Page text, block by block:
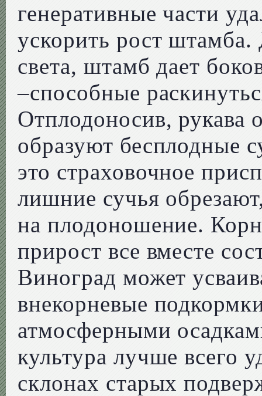
генеративные части
ускорить рост
света, штамб дает
–способные
Отплодоносив, рукава
образуют бесплодные
это страховочное
лишние сучья
на плодоношение.
прирост все вместе
Виноград может
внекорневые
атмосферными
культура лучше всего
склонах старых